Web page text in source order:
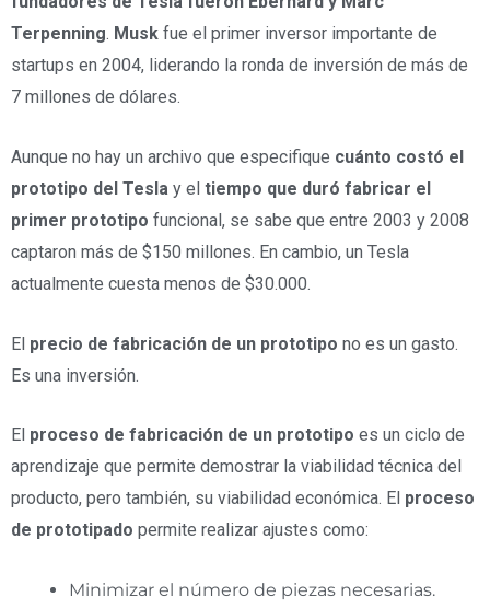
Terpenning. Musk fue el primer inversor importante de
startups en 2004, liderando la ronda de inversión de más de
7 millones de dólares.
Aunque no hay un archivo que especifique cuánto costó el
prototipo del Tesla y el tiempo que duró fabricar el
primer prototipo funcional, se sabe que entre 2003 y 2008
captaron más de $150 millones. En cambio, un Tesla
actualmente cuesta menos de $30.000.
El precio de fabricación de un prototipo no es un gasto.
Es una inversión.
El proceso de fabricación de un prototipo es un ciclo de
aprendizaje que permite demostrar la viabilidad técnica del
producto, pero también, su viabilidad económica. El proceso
de prototipado permite realizar ajustes como:
Minimizar el número de piezas necesarias.